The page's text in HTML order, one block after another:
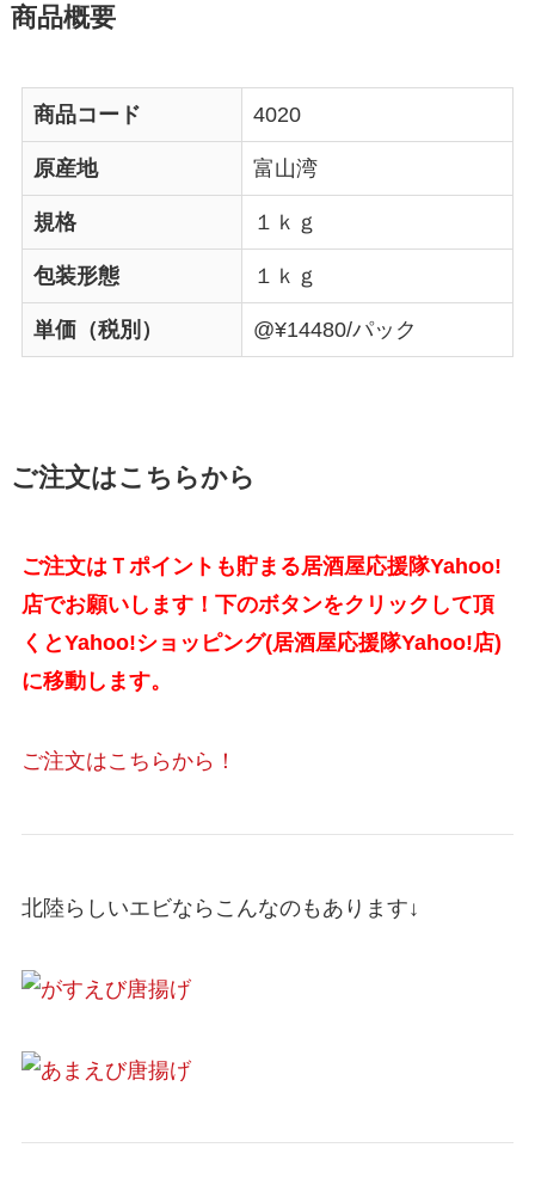
商品概要
商品コード 4020
原産地 富山湾
規格 １ｋｇ
包装形態 １ｋｇ
単価（税別） @¥14480/パック
ご注文はこちらから
ご注文はＴポイントも貯まる居酒屋応援隊Yahoo!
店でお願いします！ 下のボタンをクリックして頂
くとYahoo!ショッピング(居酒屋応援隊Yahoo!店)
に移動します。
ご注文はこちらから！
北陸らしいエビならこんなのもあります↓